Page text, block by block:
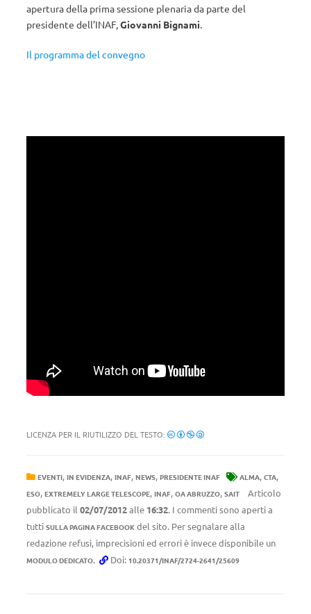
apertura della prima sessione plenaria da parte del
presidente dell’INAF,Giovanni Bignami.
Il programma del convegno
LICENZA PER IL RIUTILIZZO DEL TESTO:
EVENTI, IN EVIDENZA, INAF, NEWS, PRESIDENTE INAF ALMA, CTA,
ESO, EXTREMELY LARGE TELESCOPE, INAF, OA ABRUZZO, SAIT
Articolo
pubblicato il 02/07/2012alle 16:32. I commenti sono aperti a
tutti SULLA PAGINA FACEBOOK del sito. Per segnalare alla
redazione refusi, imprecisioni ed errori è invece disponibile un
MODULO DEDICATO. Doi: 10.20371/INAF/2724-2641/25609